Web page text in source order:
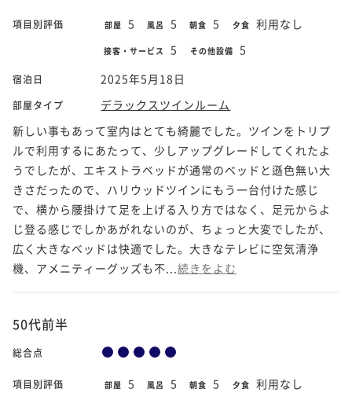
項目別評価 部屋 5 風呂 5 朝食 5 夕食 利用なし
接客・サービス 5 その他設備 5
宿泊日 2025年5月18日
部屋タイプ
デラックスツインルーム
新しい事もあって室内はとても綺麗でした。ツインをトリプ
ルで利用するにあたって、少しアップグレードしてくれたよ
うでしたが、エキストラベッドが通常のベッドと遜色無い大
きさだったので、ハリウッドツインにもう一台付けた感じ
で、横から腰掛けて足を上げる入り方ではなく、足元からよ
じ登る感じでしかあがれないのが、ちょっと大変でしたが、
広く大きなベッドは快適でした。大きなテレビに空気清浄
機、アメニティーグッズも不... 続きをよむ
50代前半
総合点
項目別評価 部屋 5 風呂 5 朝食 5 夕食 利用なし